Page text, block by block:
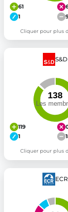
61
1
Cliquer pour plus
S&D
119
1
Cliquer pour plus
ECR